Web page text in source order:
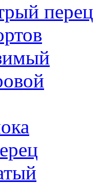
перец